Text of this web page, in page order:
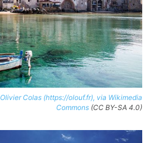
Olivier Colas (https://olouf.fr), via Wikimedia
Commons (CC BY-SA 4.0)